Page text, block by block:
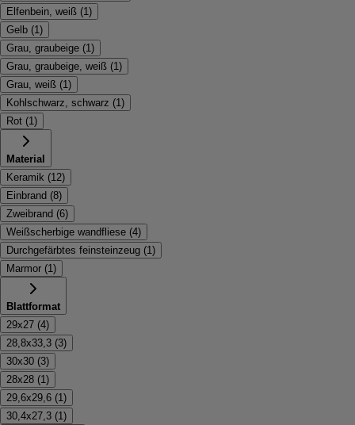
Elfenbein, weiß (1)
Gelb (1)
Grau, graubeige (1)
Grau, graubeige, weiß (1)
Grau, weiß (1)
Kohlschwarz, schwarz (1)
Rot (1)
Material
Keramik (12)
Einbrand (8)
Zweibrand (6)
Weißscherbige wandfliese (4)
Durchgefärbtes feinsteinzeug (1)
Marmor (1)
Blattformat
29x27 (4)
28,8x33,3 (3)
30x30 (3)
28x28 (1)
29,6x29,6 (1)
30,4x27,3 (1)